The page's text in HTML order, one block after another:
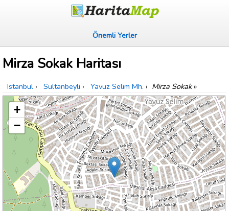
Önemli Yerler
Mirza Sokak Haritası
Istanbul › Sultanbeyli › Yavuz Selim Mh. › Mirza Sokak»
+
−